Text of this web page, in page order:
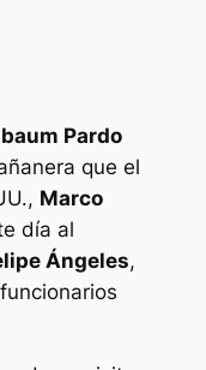
Pardo
que el
Marco
día al
Ángeles,